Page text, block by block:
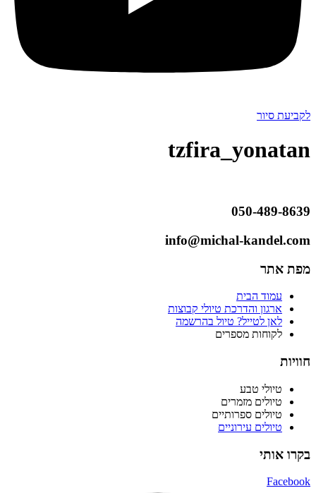
לקביעת סיור
tzfira_yonatan
050-489-8639
info@michal-kandel.com
מפת אתר
עמוד הבית
ארגון והדרכת טיולי קבוצות
לאן לטייל? טיול בהרשמה
לקוחות מספרים
חוויות
טיולי טבע
טיולים מזמרים
טיולים ספרותיים
טיולים עירוניים
בקרו אותי
Facebook